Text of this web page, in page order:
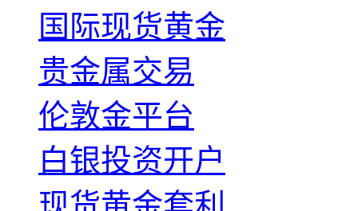
国际现货黄金
贵金属交易
伦敦金平台
白银投资开户